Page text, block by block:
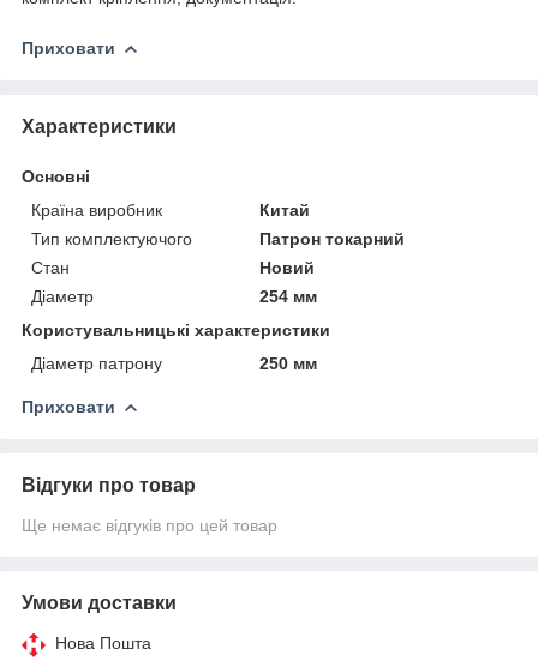
Приховати
Характеристики
Основні
Країна виробник
Китай
Тип комплектуючого
Патрон токарний
Стан
Новий
Діаметр
254 мм
Користувальницькі характеристики
Діаметр патрону
250 мм
Приховати
Відгуки про товар
Ще немає відгуків про цей товар
Умови доставки
Нова Пошта